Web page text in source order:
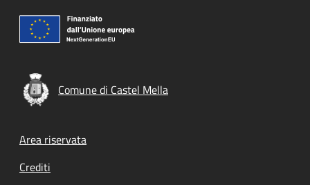
Comune di Castel Mella
Footer menu
Area riservata
Crediti